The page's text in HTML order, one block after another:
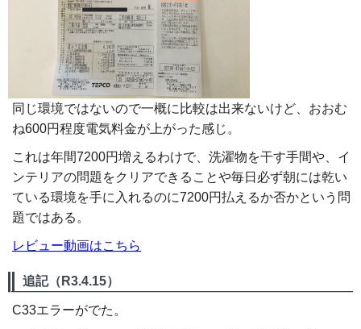
同じ環境ではないので一概に比較は出来ないけど、おおむ
ね600円程度電気料金が上がった感じ。
これは年間7200円増えるわけで、洗濯物を干す手間や、イ
ンテリアの問題をクリアできることや毎日必ず朝には乾い
ている環境を手に入れるのに7200円払えるか否かという問
題ではある。
レビュー動画はこちら
追記（R3.4.15）
C33エラーがでた。